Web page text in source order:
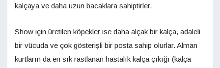
kalçaya ve daha uzun bacaklara sahiptirler.
Show için üretilen köpekler ise daha alçak bir kalça, adaleli
bir vücuda ve çok gösterişli bir posta sahip olurlar. Alman
kurtların da en sık rastlanan hastalık kalça çıkığı (kalça